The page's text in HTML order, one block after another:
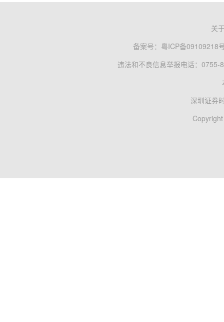
关
备案号： 粤ICP备09109218
违法和不良信息举报电话：0755-
深圳证券